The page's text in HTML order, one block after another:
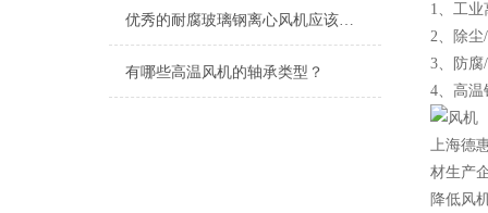
优秀的耐腐玻璃钢离心风机应该具备以下特点
有哪些高温风机的轴承类型？
1、工
2、除尘
3、防腐
4、高温
上海德
材生产
降低风